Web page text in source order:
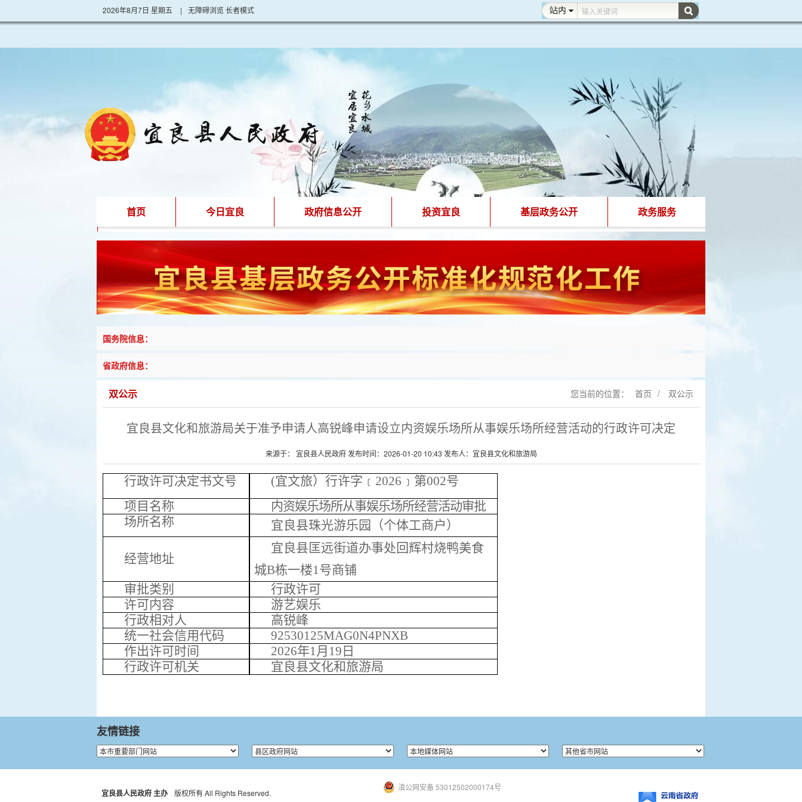
2026年8月7日 星期五 | 无障碍浏览长者模式
首页 今日宜良 政府信息公开 投资宜良 基层政务公开 政务服务
国务院信息：
省政府信息：
双公示 您当前的位置： 首页 / 双公示
宜良县文化和旅游局关于准予申请人高锐峰申请设立内资娱乐场所从事娱乐场所经营活动的行政许可决定
来源于： 宜良县人民政府 发布时间：2026-01-20 10:43 发布人：宜良县文化和旅游局
行政许可决定书文号
(宜文旅）行许字﹝2026﹞第002号
项目名称
内资娱乐场所从事娱乐场所经营活动审批
场所名称
宜良县珠光游乐园（个体工商户）
经营地址
宜良县匡远街道办事处回辉村烧鸭美食
城B栋一楼1号商铺
审批类别
行政许可
许可内容
游艺娱乐
行政相对人
高锐峰
统一社会信用代码
92530125MAG0N4PNXB
作出许可时间
2026年1月19日
行政许可机关 宜良县文化和旅游局
友情链接
宜良县人民政府 主办 版权所有 All Rights Reserved.
滇公网安备 53012502000174号